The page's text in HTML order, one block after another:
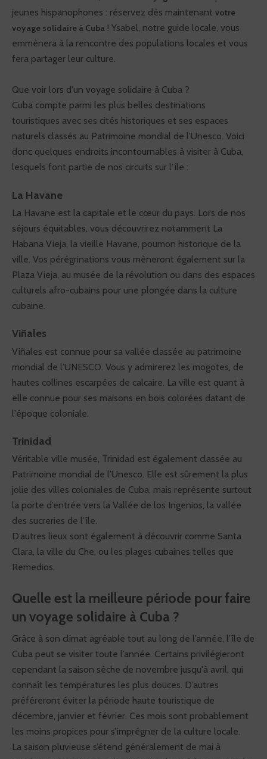
jeunes hispanophones : réservez dès maintenant votre
voyage solidaire à Cuba ! Ysabel, notre guide locale, vous
emmènera à la rencontre des populations locales et vous
fera partager leur culture.
Que voir lors d'un voyage solidaire à Cuba ?
Cuba compte parmi les plus belles destinations
touristiques avec ses cités historiques et ses espaces
naturels classés au Patrimoine mondial de l’Unesco. Voici
donc quelques endroits incontournables à visiter à Cuba,
lesquels font partie de nos circuits sur l’île :
La Havane
La Havane est la capitale et le cœur du pays. Lors de nos
séjours équitables, vous découvrirez notamment La
Habana Vieja, la vieille Havane, poumon historique de la
ville. Vos pérégrinations vous mèneront également sur la
Plaza Vieja, au musée de la révolution ou dans des espaces
culturels afro-cubains pour une plongée dans la culture
cubaine.
Viñales
Viñales est connue pour sa vallée classée au patrimoine
mondial de l’UNESCO. Vous y admirerez les mogotes, de
hautes collines escarpées de calcaire. La ville est quant à
elle connue pour ses maisons en bois colorées datant de
l'époque coloniale.
Trinidad
Véritable ville musée, Trinidad est également classée au
Patrimoine mondial de l’Unesco. Elle est sûrement la plus
jolie des villes coloniales de Cuba, mais représente surtout
la porte d’entrée vers la Vallée de los Ingenios, la vallée
des sucreries de l’île.
D’autres lieux sont également à découvrir comme Santa
Clara, la ville du Che, ou les plages cubaines telles que
Remedios.
Quelle est la meilleure période pour faire
un voyage solidaire à Cuba ?
Grâce à son climat agréable tout au long de l’année, l’île de
Cuba peut se visiter toute l’année. Certains privilégieront
cependant la saison sèche de novembre jusqu'à avril, qui
connaît les températures les plus douces. D’autres
préféreront éviter la période haute touristique de
décembre, janvier et février. Ces mois sont probablement
les moins propices pour s’imprégner de la culture locale.
La saison pluvieuse s’étend généralement de mai à
RENCONTRES : Quelques balades ou randonnées
personnes pratiquant une activité physique
VOYAGE A VÉLO :Étapes de 10 à 45 km maximum ,
bonne santé.
Dénivelés pouvant être ponctuellement importants.
pratiquant la randonnée.